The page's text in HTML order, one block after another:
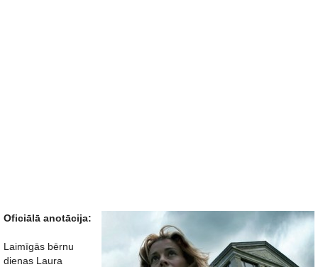
Oficiālā anotācija:
Laimīgās bērnu
dienas Laura